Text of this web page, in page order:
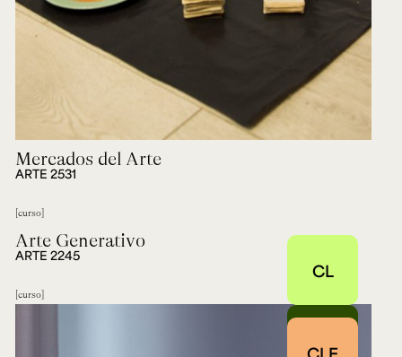
Mercados del Arte
ARTE 2531
curso
CL
Arte Generativo
ARTE 2245
curso
CLE